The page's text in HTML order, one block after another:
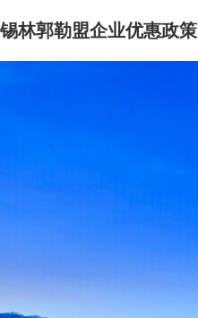
锡林郭勒盟企业优惠政策